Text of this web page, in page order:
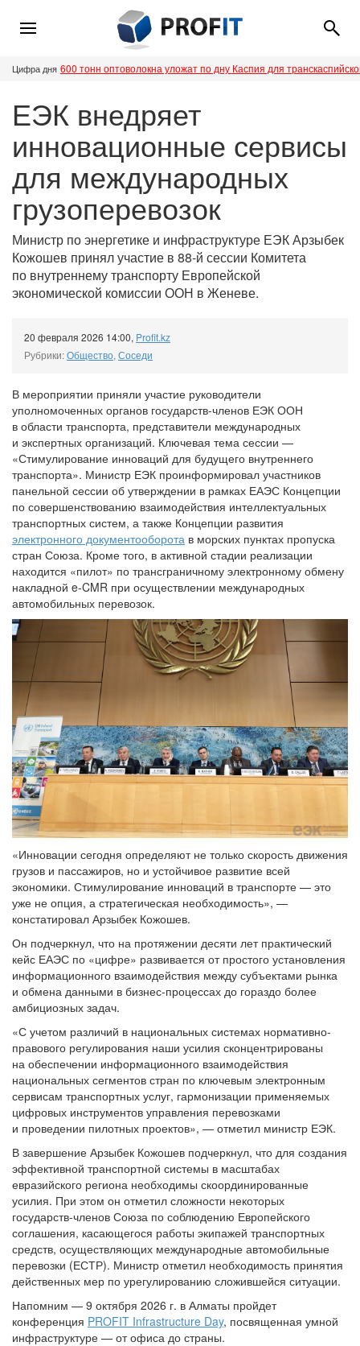
Цифра дня 600 тонн оптоволокна уложат по дну Каспия для
ЕЭК внедряет
инновационные сервисы
для международных
грузоперевозок
Министр по энергетике и инфраструктуре ЕЭК Арзыбек
Кожошев принял участие в 88-й сессии Комитета
по внутреннему транспорту Европейской
экономической комиссии ООН в Женеве.
20 февраля 2026 14:00, Profit.kz
Рубрики:Общество, Соседи
В мероприятии приняли участие руководители
уполномоченных органов государств-членов ЕЭК ООН
в области транспорта, представители международных
и экспертных организаций. Ключевая тема сессии —
«Стимулирование инноваций для будущего внутреннего
транспорта». Министр ЕЭК проинформировал участников
панельной сессии об утверждении в рамках ЕАЭС Концепции
по совершенствованию взаимодействия интеллектуальных
транспортных систем, а также Концепции развития
электронного документооборота в морских пунктах пропуска
стран Союза. Кроме того, в активной стадии реализации
находится «пилот» по трансграничному электронному обмену
накладной e-CMR при осуществлении международных
автомобильных перевозок.
«Инновации сегодня определяют не только скорость движения
грузов и пассажиров, но и устойчивое развитие всей
экономики. Стимулирование инноваций в транспорте — это
уже не опция, а стратегическая необходимость», —
констатировал Арзыбек Кожошев.
Он подчеркнул, что на протяжении десяти лет практический
кейс ЕАЭС по «цифре» развивается от простого установления
информационного взаимодействия между субъектами рынка
и обмена данными в бизнес-процессах до гораздо более
амбициозных задач.
«С учетом различий в национальных системах нормативно-
правового регулирования наши усилия сконцентрированы
на обеспечении информационного взаимодействия
национальных сегментов стран по ключевым электронным
сервисам транспортных услуг, гармонизации применяемых
цифровых инструментов управления перевозками
и проведении пилотных проектов», — отметил министр ЕЭК.
В завершение Арзыбек Кожошев подчеркнул, что для создания
эффективной транспортной системы в масштабах
евразийского региона необходимы скоординированные
усилия. При этом он отметил сложности некоторых
государств-членов Союза по соблюдению Европейского
соглашения, касающегося работы экипажей транспортных
средств, осуществляющих международные автомобильные
перевозки (ЕСТР). Министр отметил необходимость принятия
действенных мер по урегулированию сложившейся ситуации.
Напомним — 9 октября 2026 г. в Алматы пройдет
конференция PROFIT Infrastructure Day, посвященная умной
инфраструктуре — от офиса до страны.